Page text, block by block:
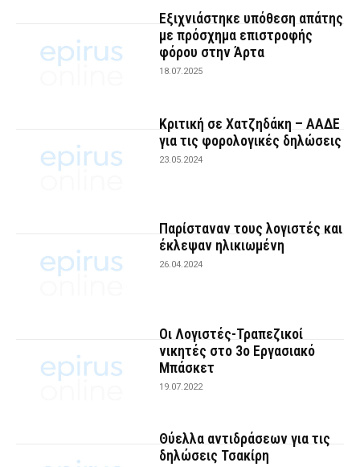
Εξιχνιάστηκε υπόθεση απάτης
με πρόσχημα επιστροφής
φόρου στην Άρτα
18.07.2025
Κριτική σε Χατζηδάκη – ΑΑΔΕ
για τις φορολογικές δηλώσεις
23.05.2024
Παρίσταναν τους λογιστές και
έκλεψαν ηλικιωμένη
26.04.2024
Οι Λογιστές-Τραπεζικοί
νικητές στο 3ο Εργασιακό
Μπάσκετ
19.07.2022
Θύελλα αντιδράσεων για τις
δηλώσεις Τσακίρη